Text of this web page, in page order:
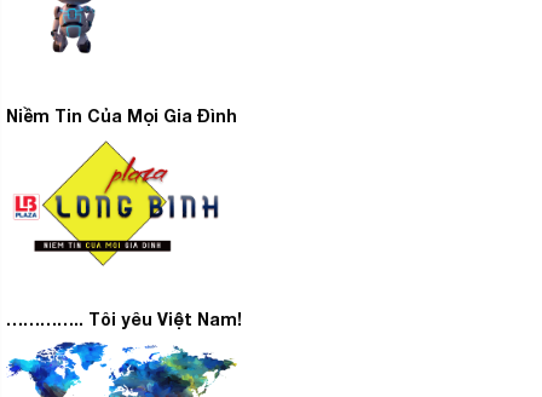
Niềm Tin Của Mọi Gia Đình
………….. Tôi yêu Việt Nam!